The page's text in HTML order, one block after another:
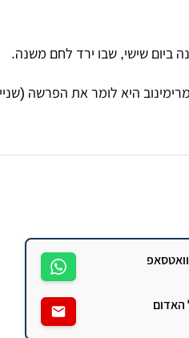
ביום שישי, שבו ירד לחם משנה.
היא לומר את הפרשה
האדום